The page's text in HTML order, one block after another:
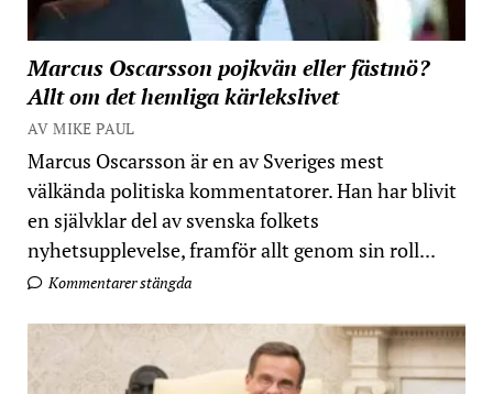
Marcus Oscarsson pojkvän eller fästmö?
Allt om det hemliga kärlekslivet
AV MIKE PAUL
Marcus Oscarsson är en av Sveriges mest
välkända politiska kommentatorer. Han har blivit
en självklar del av svenska folkets
nyhetsupplevelse, framför allt genom sin roll...
Kommentarer stängda